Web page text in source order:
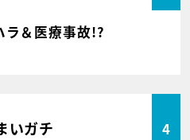
＆医療事故!?
いガチ 4